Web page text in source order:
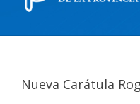
Nueva Carátula